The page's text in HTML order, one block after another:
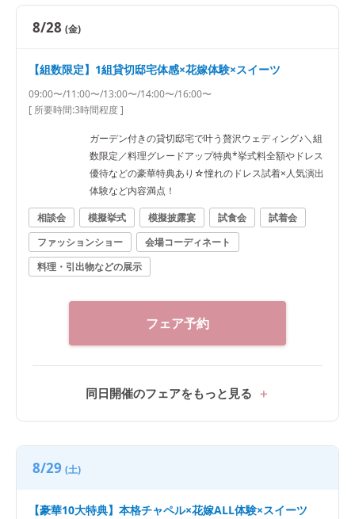
8/28 (金)
【組数限定】1組貸切邸宅体感×花嫁体験×スイーツ
09:00〜/11:00〜/13:00〜/14:00〜/16:00〜
[ 所要時間:3時間程度]
ガーデン付きの貸切邸宅で叶う贅沢ウェディング♪＼組
数限定／料理グレードアップ特典*挙式料全額やドレス
優待などの豪華特典あり☆憧れのドレス試着×人気演出
体験など内容満点！
相談会
模擬挙式 模擬披露宴 試食会
試着会
ファッションショー
会場コーディネート
料理・引出物などの展示
フェア予約
同日開催のフェアをもっと見る
8/29 (土)
【豪華10大特典】本格チャペル×花嫁ALL体験×スイーツ